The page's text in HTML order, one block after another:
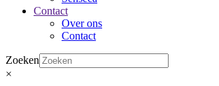
Contact
Over ons
Contact
Zoeken
×